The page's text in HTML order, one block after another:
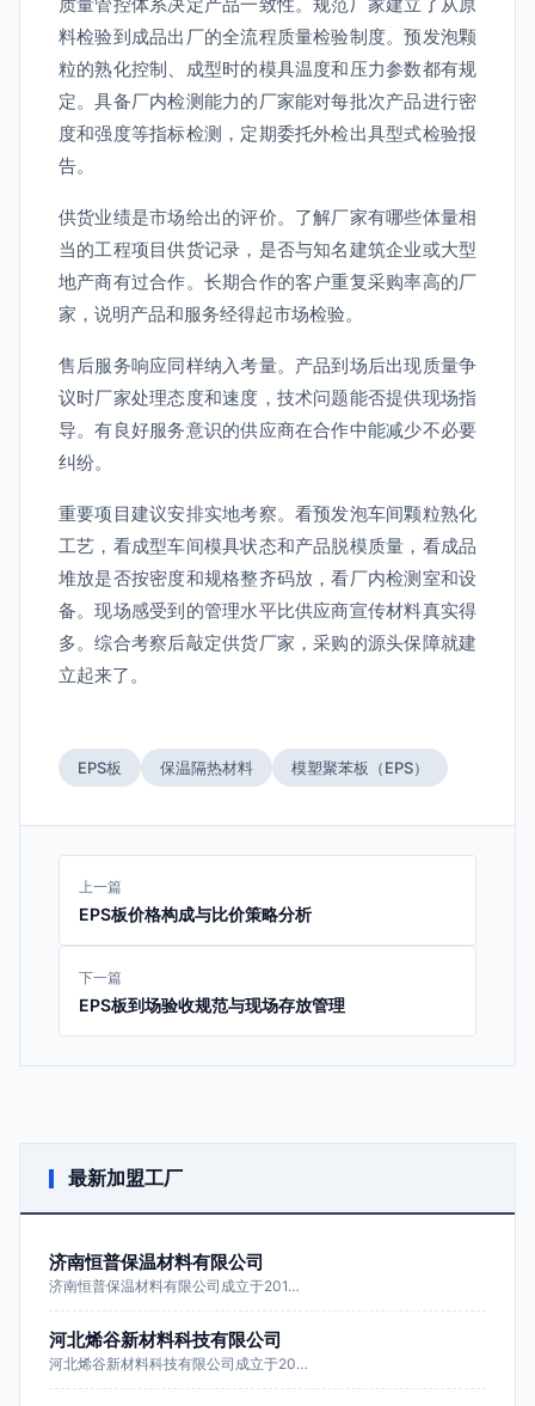
料检验到成品出厂的全流程质量检验制度。预发泡颗
粒的熟化控制、成型时的模具温度和压力参数都有规
定。具备厂内检测能力的厂家能对每批次产品进行密
度和强度等指标检测，定期委托外检出具型式检验报
告。
供货业绩是市场给出的评价。了解厂家有哪些体量相
当的工程项目供货记录，是否与知名建筑企业或大型
地产商有过合作。长期合作的客户重复采购率高的厂
家，说明产品和服务经得起市场检验。
售后服务响应同样纳入考量。产品到场后出现质量争
议时厂家处理态度和速度，技术问题能否提供现场指
导。有良好服务意识的供应商在合作中能减少不必要
纠纷。
重要项目建议安排实地考察。看预发泡车间颗粒熟化
工艺，看成型车间模具状态和产品脱模质量，看成品
堆放是否按密度和规格整齐码放，看厂内检测室和设
备。现场感受到的管理水平比供应商宣传材料真实得
多。综合考察后敲定供货厂家，采购的源头保障就建
立起来了。
EPS板 保温隔热材料 模塑聚苯板（EPS）
上一篇
EPS板价格构成与比价策略分析
下一篇
EPS板到场验收规范与现场存放管理
最新加盟工厂
济南恒普保温材料有限公司
济南恒普保温材料有限公司成立于201…
河北烯谷新材料科技有限公司
河北烯谷新材料科技有限公司成立于20…